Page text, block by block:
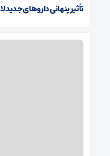
تأثیر پنهانی داروهای